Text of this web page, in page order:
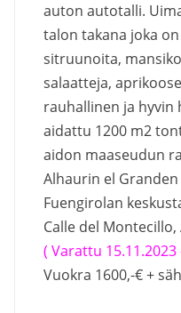
auton autotalli.
talon takana joka
sitruunoita,
salaatteja,
rauhallinen ja hyvin
aidattu 1200 m2
aidon maaseudun
Alhaurin el
Fuengirolan
Calle del
( Varattu 15.11.2023
Vuokra 1600,-€ +